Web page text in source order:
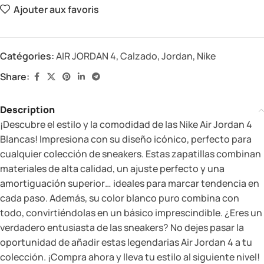
Ajouter aux favoris
Catégories:AIR JORDAN 4,Calzado,Jordan, Nike
Share:
Description
¡Descubre el estilo y la comodidad de las Nike Air Jordan 4
Blancas! Impresiona con su diseño icónico, perfecto para
cualquier colección de sneakers. Estas zapatillas combinan
materiales de alta calidad, un ajuste perfecto y una
amortiguación superior… ideales para marcar tendencia en
cada paso. Además, su color blanco puro combina con
todo, convirtiéndolas en un básico imprescindible. ¿Eres un
verdadero entusiasta de las sneakers? No dejes pasar la
oportunidad de añadir estas legendarias Air Jordan 4 a tu
colección. ¡Compra ahora y lleva tu estilo al siguiente nivel!